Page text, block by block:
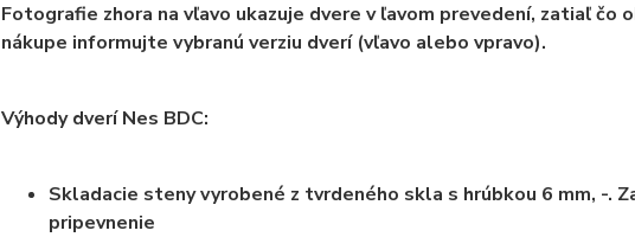
Fotografie zhora na vľavo ukazuje dvere v ľavom prevedení, zatiaľ čo
nákupe informujte vybranú verziu dverí (vľavo alebo vpravo).
Výhody dverí Nes BDC:
Skladacie steny vyrobené z tvrdeného skla s hrúbkou 6 mm, -.
pripevnenie